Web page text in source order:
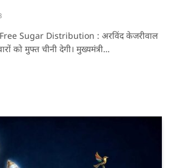
: Free Sugar Distribution : अरविंद केजरीवाल
को मुफ्त चीनी देगी। मुख्यमंत्री…